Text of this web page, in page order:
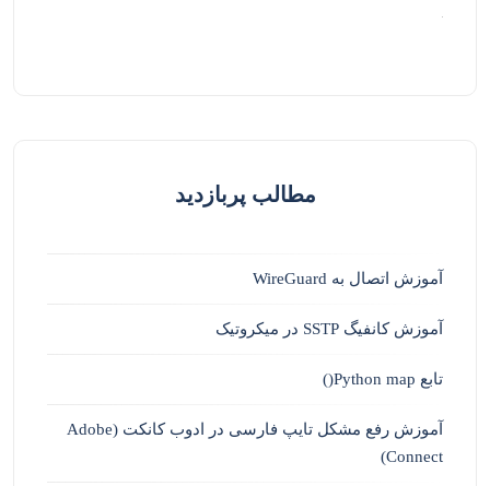
مطالب پربازدید
آموزش اتصال به WireGuard
آموزش کانفیگ SSTP در میکروتیک
تابع Python map()
آموزش رفع مشکل تایپ فارسی در ادوب کانکت (Adobe
Connect)